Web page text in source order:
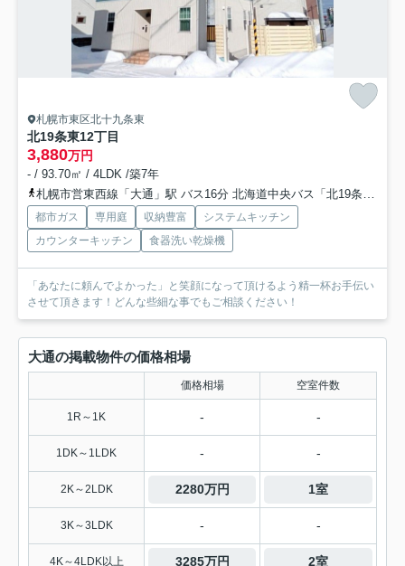
札幌市東区北十九条東
北19条東12丁目
3,880万円
- / 93.70㎡ / 4LDK /築7年
札幌市営東西線「大通」駅 バス16分 北海道中央バス「北19条東8丁目」 停歩7分
都市ガス 専用庭 収納豊富
システムキッチン
カウンターキッチン
食器洗い乾燥機
「あなたに頼んでよかった」と笑顔になって頂けるよう精一杯お手伝い
させて頂きます！どんな些細な事でもご相談ください！
大通の掲載物件の価格相場
価格相場 空室件数
1R～1K - -
1DK～1LDK - -
2K～2LDK 2280万円 1室
3K～3LDK - -
4K～4LDK以上 3285万円 2室